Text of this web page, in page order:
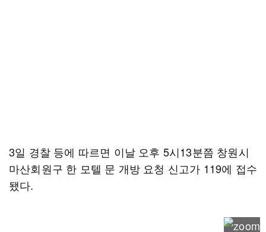
3일 경찰 등에 따르면 이날 오후 5시13분쯤 창원시
마산회원구 한 모텔 문 개방 요청 신고가 119에 접수
됐다.